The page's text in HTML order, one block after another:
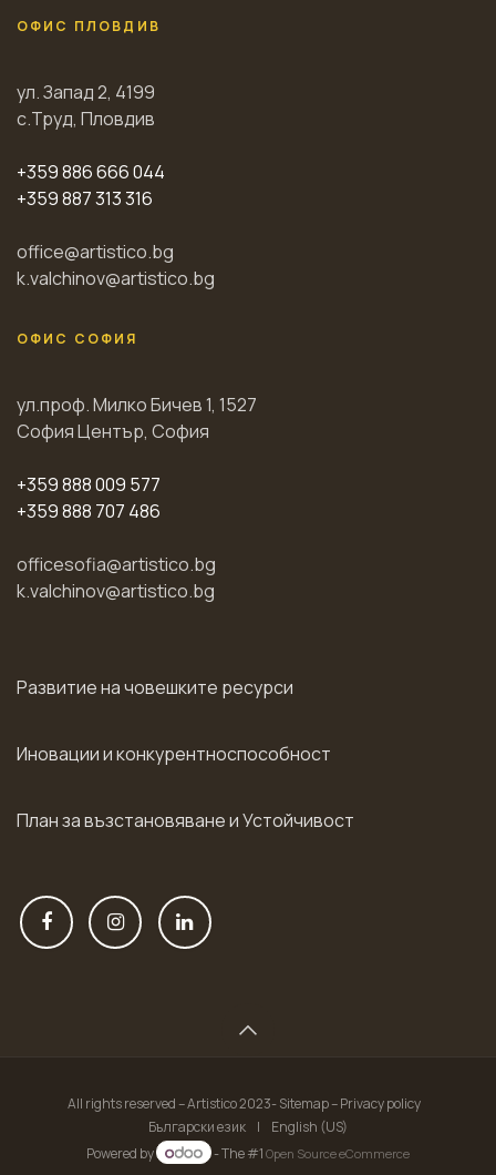
ОФИС ПЛОВДИВ
ул. Запад 2, 4199
с.Труд, Пловдив
+359 886 666 044
+359 887 313 316
office@artistico.bg
k.valchinov@artistico.bg
ОФИС СОФИЯ
ул.проф. Милко Бичев 1, 1527
София Център, София
+359 888 009 577
+359 888 707 486
officesofia@artistico.bg
k.valchinov@artistico.bg
Развитие на човешките ресурси
Иновации и конкурентноспособност
План за възстановяване и Устойчивост
All rights reserved – Artistico 2023- Sitemap – Privacy policy
Български език
|
English (US)
Powered by
- The #1Open Source eCommerce